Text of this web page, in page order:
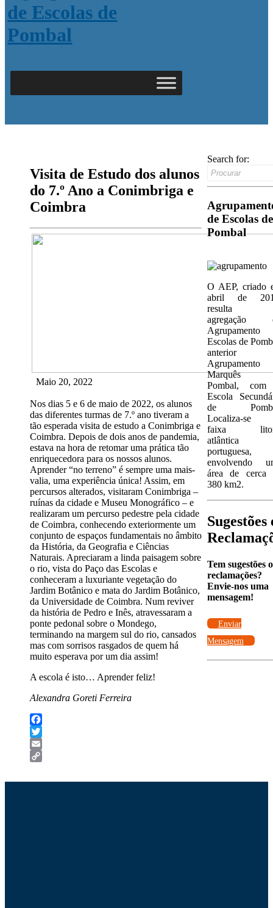
Visita de Estudo dos alunos
do 7.º Ano a Conimbriga e
Coimbra
Maio 20, 2022
Nos dias 5 e 6 de maio de 2022, os alunos
das diferentes turmas de 7.º ano tiveram a
tão esperada visita de estudo a Conimbriga e
Coimbra. Depois de dois anos de pandemia,
estava na hora de retomar uma prática tão
enriquecedora para os nossos alunos.
Aprender “no terreno” é sempre uma mais-
valia, uma experiência única! Assim, em
percursos alterados, visitaram Conimbriga –
ruínas da cidade e Museu Monográfico – e
realizaram um percurso pedestre pela cidade
de Coimbra, conhecendo exteriormente um
conjunto de espaços fundamentais no âmbito
da História, da Geografia e Ciências
Naturais. Apreciaram a linda paisagem sobre
o rio, vista do Paço das Escolas e
conheceram a luxuriante vegetação do
Jardim Botânico e mata do Jardim Botânico,
da Universidade de Coimbra. Num reviver
da história de Pedro e Inês, atravessaram a
ponte pedonal sobre o Mondego,
terminando na margem sul do rio, cansados
mas com sorrisos rasgados de quem há
muito esperava por um dia assim!
A escola é isto… Aprender feliz!
Alexandra Goreti Ferreira
Facebook
Twitter
Email
Link
Search for:
de Escolas de
Pombal
O AEP, criado
abril de
resulta
agregação
Agrupamento
Escolas de
anterior
Agrupamento
Marquês
Pombal,
Escola
de
Localiza-se
faixa
atlântica
portuguesa,
envolvendo
área de cerca
380 km2.
Sugestões
Tem sugestões
reclamações?
Envie-nos uma
mensagem!
Enviar
Mensagem